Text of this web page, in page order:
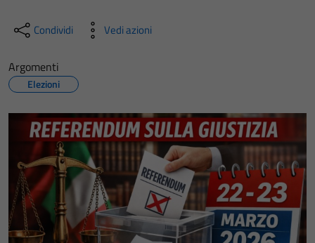
Condividi Vedi azioni
Argomenti
Elezioni